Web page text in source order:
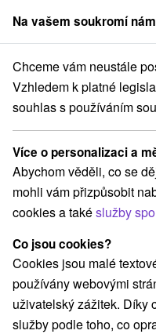
člen skupinySorger
**** Veľká Lomnica Vánoční
Vánoční pobyt
Black Stork
Platnost pobytu vypršela! Vyberte
Hotel International★★★★
Navigovat do místa
9,5 vynikající·2 recenze
Na vašem soukromí
Chceme vám neustále
Vzhledem k platné
souhlas s používáním
Více o personalizaci a
Abychom věděli, co se
mohli vám přizpůsobit
cookies a takéslužby
Co jsou cookies?
Cookies jsou malé
používány webovými
uživatelský zážitek. Díky
služby podle toho, co